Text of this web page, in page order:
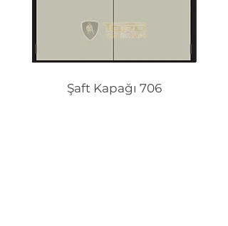
Şaft Kapağı 706